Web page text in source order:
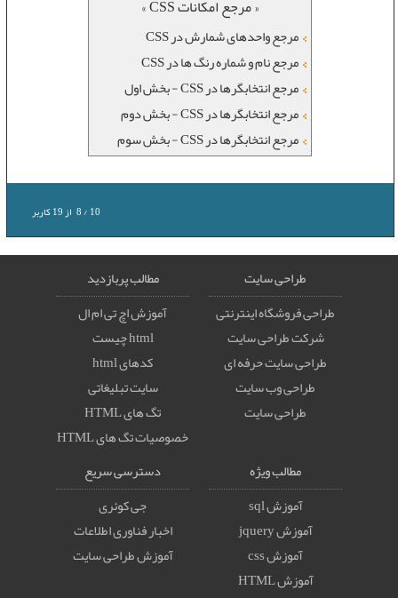
« مرجع امکانات CSS »
مرجع واحدهای شمارش در CSS
مرجع نام و شماره رنگ ها در CSS
مرجع انتخابگرها در CSS - بخش اول
مرجع انتخابگرها در CSS - بخش دوم
مرجع انتخابگرها در CSS - بخش سوم
8/10 از19کاربر
طراحی سایت
طراحی فروشگاه اینترنتی
شرکت طراحی سایت
طراحی سایت حرفه ای
طراحی وب سایت
طراحی سایت
مطالب پربازدید
آموزش اچ تی ام ال
html چیست
کدهای html
سایت تبلیغاتی
تگ های HTML
خصوصيات تگ های HTML
مطالب ویژه
آموزش sql
آموزش jquery
آموزش css
آموزش HTML
دسترسی سریع
جی کوئری
اخبار فناوری اطلاعات
آموزش طراحی سایت